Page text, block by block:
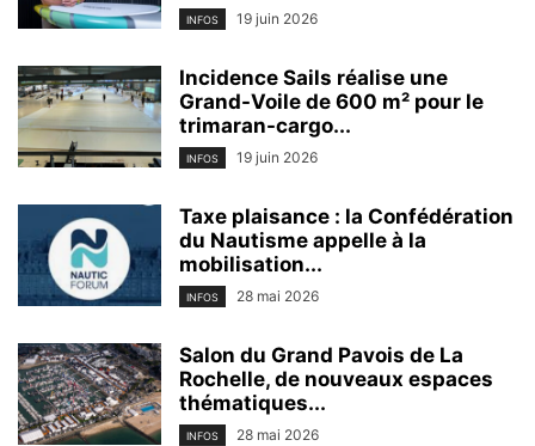
INFOS 19 juin 2026
Incidence Sails réalise une
Grand-Voile de 600 m² pour le
trimaran-cargo...
INFOS 19 juin 2026
Taxe plaisance : la Confédération
du Nautisme appelle à la
mobilisation...
INFOS 28 mai 2026
Salon du Grand Pavois de La
Rochelle, de nouveaux espaces
thématiques...
INFOS 28 mai 2026